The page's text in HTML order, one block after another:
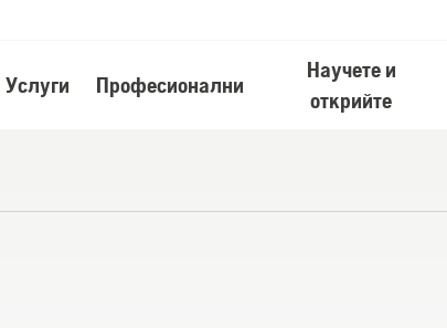
Услуги Професионални
Научете и
открийте